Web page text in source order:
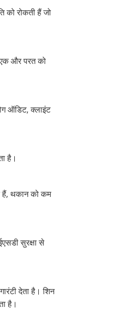
को रोकती हैं जो
एक और परत को
ऑडिट, क्लाइंट
है।
हैं, थकान को कम
सुरक्षा से
देता है। शिन
है।